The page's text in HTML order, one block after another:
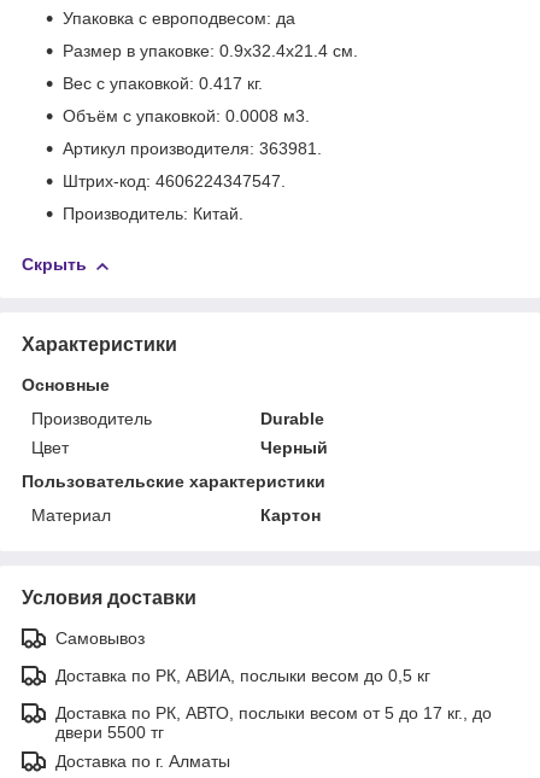
Упаковка с европодвесом: да
Размер в упаковке: 0.9x32.4x21.4 см.
Вес с упаковкой: 0.417 кг.
Объём с упаковкой: 0.0008 м3.
Артикул производителя: 363981.
Штрих-код: 4606224347547.
Производитель: Китай.
Скрыть
Характеристики
Основные
Производитель
Durable
Цвет
Черный
Пользовательские характеристики
Материал
Картон
Условия доставки
Самовывоз
Доставка по РК, АВИА, послыки весом до 0,5 кг
Доставка по РК, АВТО, послыки весом от 5 до 17 кг., до
двери 5500 тг
Доставка по г. Алматы